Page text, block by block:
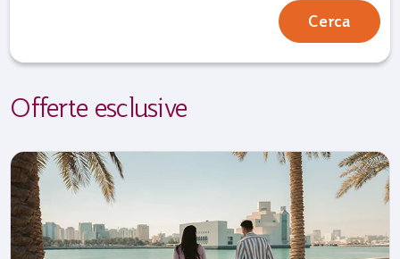
Cerca
Offerte esclusive